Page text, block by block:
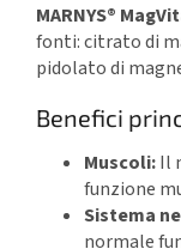
MARNYS®
fonti: citrato di
pidolato di
Benefici
Muscoli:Il
funzione
Sistema
normale